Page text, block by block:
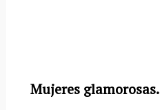
Mujeres glamorosas.